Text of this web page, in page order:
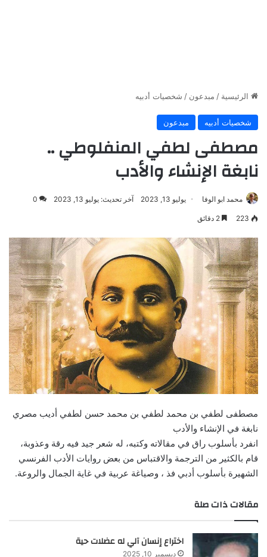
الرئيسية / مبدعون / شخصيات أدبيه
شخصيات أدبيه مبدعون
مصطفى لطفي المنفلوطي ..
نابغة الإنشاء والأدب
محمد ابو الوفا يوليو 13, 2023 آخر تحديث: يوليو 13, 2023 0
223
مصطفى لطفي بن محمد لطفي بن محمد حسن لطفي أديب مصري
نابغة في الإنشاء والأدب
انفرد بأسلوب راق في مقالاته وكتبه، له شعر جيد فيه رقة وعذوبة،
قام بالكثير من الترجمة والاقتباس من بعض روايات الأدب الفرنسي
الشهيرة بأسلوب أدبي فذ ، وصياغة عربية في غاية الجمال والروعة.
مقالات ذات صلة
اختراع إنسان آلي له عضلات حية
ديسمبر 10, 2025